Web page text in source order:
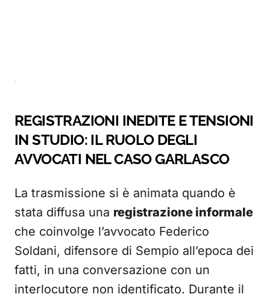
REGISTRAZIONI INEDITE E TENSIONI
IN STUDIO: IL RUOLO DEGLI
AVVOCATI NEL CASO GARLASCO
La trasmissione si è animata quando è
stata diffusa una registrazione informale
che coinvolge l’avvocato Federico
Soldani, difensore di Sempio all’epoca dei
fatti, in una conversazione con un
interlocutore non identificato. Durante il